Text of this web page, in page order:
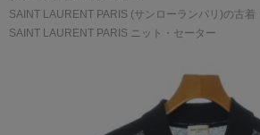
SAINT LAURENT PARIS (サンローランパリ)の古着
SAINT LAURENT PARIS ニット・セーター